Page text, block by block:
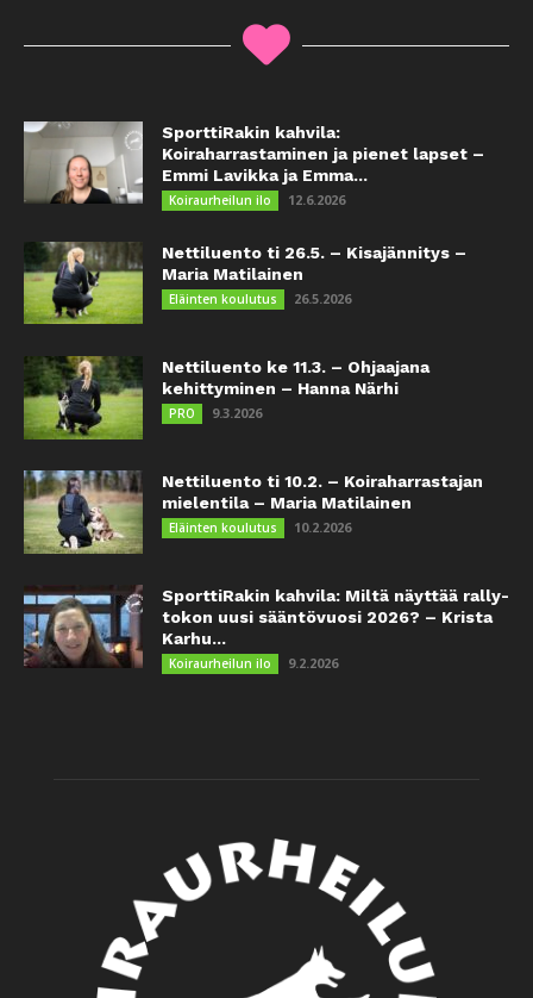
SporttiRakin kahvila:
Koiraharrastaminen ja pienet lapset –
Emmi Lavikka ja Emma...
Koiraurheilun ilo 12.6.2026
Nettiluento ti 26.5. – Kisajännitys –
Maria Matilainen
Eläinten koulutus 26.5.2026
Nettiluento ke 11.3. – Ohjaajana
kehittyminen – Hanna Närhi
PRO 9.3.2026
Nettiluento ti 10.2. – Koiraharrastajan
mielentila – Maria Matilainen
Eläinten koulutus 10.2.2026
SporttiRakin kahvila: Miltä näyttää rally-
tokon uusi sääntövuosi 2026? – Krista
Karhu...
Koiraurheilun ilo 9.2.2026